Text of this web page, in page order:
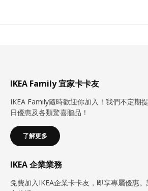
IKEA Family 宜家卡卡友
IKEA Family隨時歡迎你加入！我們不定期
日優惠及各類驚喜贈品！
了解更多
IKEA 企業業務
免費加入IKEA企業卡卡友，即享專屬優惠